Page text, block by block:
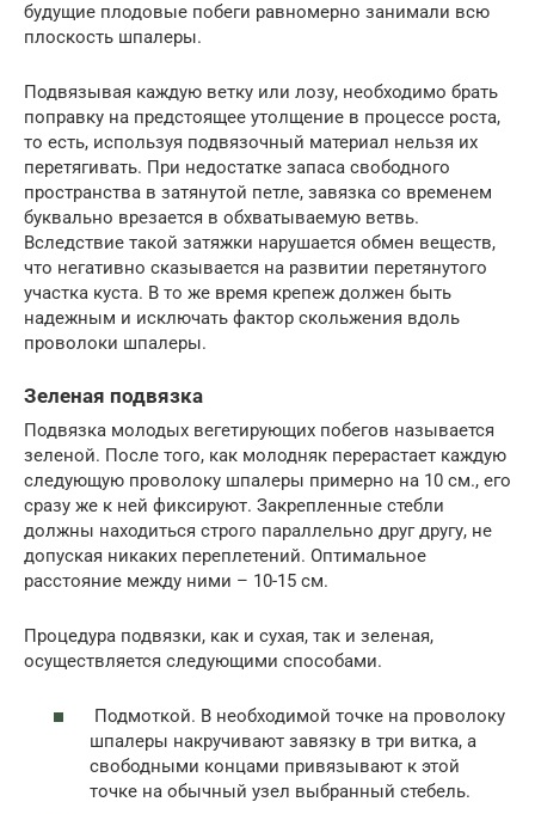
будущие плодовые побеги равномерно занимали всю
плоскость шпалеры.
Подвязывая каждую ветку или лозу, необходимо брать
поправку на предстоящее утолщение в процессе роста,
то есть, используя подвязочный материал нельзя их
перетягивать. При недостатке запаса свободного
пространства в затянутой петле, завязка со временем
буквально врезается в обхватываемую ветвь.
Вследствие такой затяжки нарушается обмен веществ,
что негативно сказывается на развитии перетянутого
участка куста. В то же время крепеж должен быть
надежным и исключать фактор скольжения вдоль
проволоки шпалеры.
Зеленая подвязка
Подвязка молодых вегетирующих побегов называется
зеленой. После того, как молодняк перерастает каждую
следующую проволоку шпалеры примерно на 10 см., его
сразу же к ней фиксируют. Закрепленные стебли
должны находиться строго параллельно друг другу, не
допуская никаких переплетений. Оптимальное
расстояние между ними – 10-15 см.
Процедура подвязки, как и сухая, так и зеленая,
осуществляется следующими способами.
Подмоткой. В необходимой точке на проволоку
шпалеры накручивают завязку в три витка, а
свободными концами привязывают к этой
точке на обычный узел выбранный стебель.